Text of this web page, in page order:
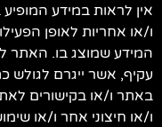
אין לראות במידע
ו/או אחריות לאופן
המידע שמוצג בו. האתר
עקיף, אשר ייגרם
באתר ו/או בקישורים
ו/או חיצוני אחר ו/או